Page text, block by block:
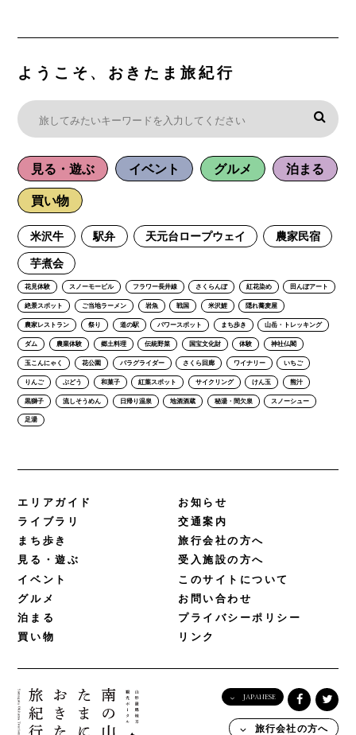
ようこそ、おきたま旅紀行
見る・遊ぶ イベント グルメ 泊まる
買い物
米沢牛 駅弁 天元台ロープウェイ 農家民宿
芋煮会
花見体験 スノーモービル フラワー長井線 さくらんぼ 紅花染め 田んぼアート
絶景スポット ご当地ラーメン 岩魚 戦国 米沢鯉 隠れ蕎麦屋
農家レストラン 祭り 道の駅 パワースポット まち歩き 山岳・トレッキング
ダム 農業体験 郷土料理 伝統野菜 国宝文化財 体験 神社仏閣
玉こんにゃく 花公園 パラグライダー さくら回廊 ワイナリー いちご
りんご ぶどう 和菓子 紅葉スポット サイクリング けん玉 熊汁
黒獅子 流しそうめん 日帰り温泉 地酒酒蔵 秘湯・間欠泉 スノーシュー
足湯
エリアガイド
ライブラリ
まち歩き
見る・遊ぶ
イベント
グルメ
泊まる
買い物
お知らせ
交通案内
旅行会社の方へ
受入施設の方へ
このサイトについて
お問い合わせ
プライバシーポリシー
リンク
JAPANESE
English
旅行会社の方へ